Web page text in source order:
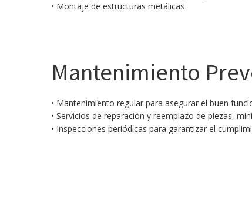
• Montaje de estructuras metálicas
Mantenimiento
• Mantenimiento regular para asegurar el buen
• Servicios de reparación y reemplazo de piezas,
• Inspecciones periódicas para garantizar el